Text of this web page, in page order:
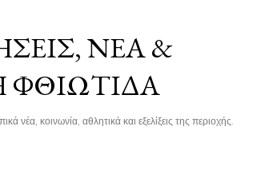
ΝΈΑ &
ΦΘΙΏΤΙΔΑ
νέα, κοινωνία, αθλητικά και εξελίξεις της περιοχής.